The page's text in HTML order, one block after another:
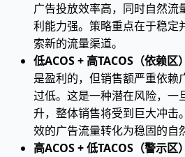
广告投放效率高，同时自然流
利能力强。策略重点在于稳定
索新的流量渠道。
低ACOS + 高TACOS（依赖区）
是盈利的，但销售额严重依赖
过低。这是一种潜在风险，一
升，整体销售将受到巨大冲击
效的广告流量转化为稳固的自
高ACOS + 低TACOS（警示区）